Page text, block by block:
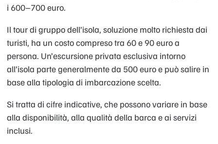
i 600–700 euro.
Il tour di gruppo dell’isola, soluzione molto richiesta dai
turisti, ha un costo compreso tra 60 e 90 euro a
persona. Un’escursione privata esclusiva intorno
all’isola parte generalmente da 500 euro e può salire in
base alla tipologia di imbarcazione scelta.
Si tratta di cifre indicative, che possono variare in base
alla disponibilità, alla qualità della barca e ai servizi
inclusi.